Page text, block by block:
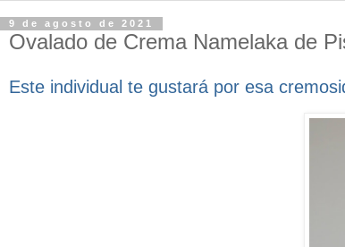
9 de agosto de 2021
Ovalado de Crema Namelaka de
Este individual te gustará por esa